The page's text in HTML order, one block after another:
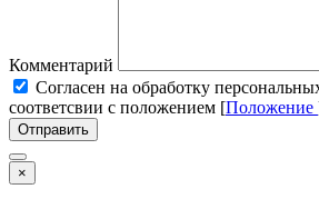
Комментарий
Cогласен на обработку
соответсвии с положением [Положение
Отправить
×